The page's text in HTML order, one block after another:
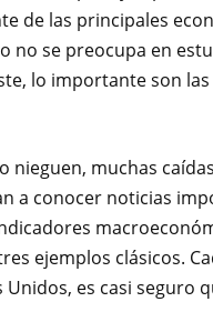
de las principales
no se preocupa en
lo importante son
nieguen, muchas
a conocer noticias
ejemplos clásicos.
es casi seguro